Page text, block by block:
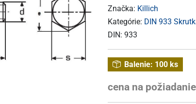
Značka: Killich
Kategórie: DIN 933
DIN: 933
Balenie: 100 ks
cena na požiadanie